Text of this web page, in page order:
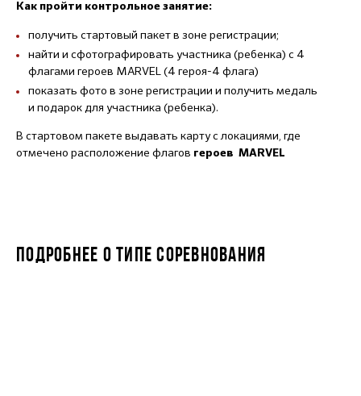
Как пройти контрольное занятие:
получить стартовый пакет в зоне регистрации;
найти и сфотографировать участника (ребенка) с 4
флагами героев MARVEL (4 героя-4 флага)
показать фото в зоне регистрации и получить медаль
и подарок для участника (ребенка).
В стартовом пакете выдавать карту с локациями, где
отмечено расположение флагов героев MARVEL
ПОДРОБНЕЕ О ТИПЕ СОРЕВНОВАНИЯ